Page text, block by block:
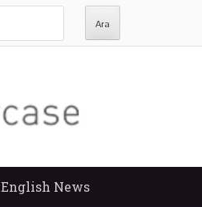
English News